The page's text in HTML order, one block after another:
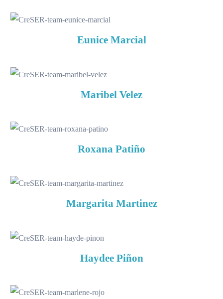
EuniceMarcial
Maribel Velez
Roxana Patiño
Margarita Martinez
HaydeePiñon